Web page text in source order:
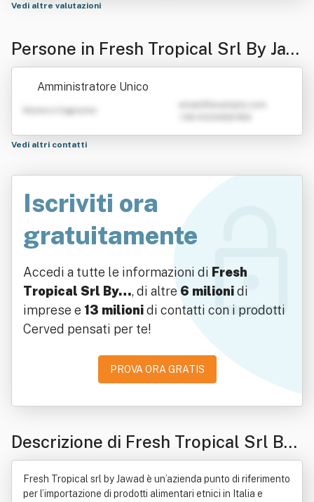
Vedi altre valutazioni
Persone in Fresh Tropical Srl By Jaw
ad
Amministratore Unico
Nome e Cognome
Vedi altri contatti
Iscriviti ora
gratuitamente
Accedi a tutte le informazioni di Fresh
Tropical Srl By…, di altre 6 milionidi
imprese e 13 milionidi contatti con i prodotti
Cerved pensati per te!
PROVA ORA GRATIS
Descrizione di Fresh Tropical Srl By
Jawad
Fresh Tropical srl by Jawad è un’azienda punto di riferimento
per l’importazione di prodotti alimentari etnici in Italia e